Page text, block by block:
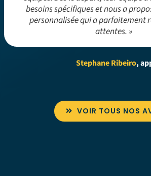
besoins spécifiques et nous a
personnalisée qui a parfaitement
attentes. »
Stephane Ribeiro,
VOIR TOUS NOS